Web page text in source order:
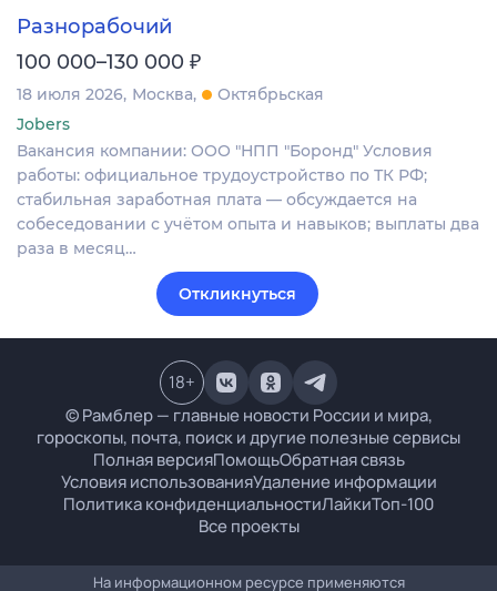
Разнорабочий
100 000–130 000 ₽
18 июля 2026 Москва
Октябрьская
Jobers
Вакансия компании: ООО "НПП "Боронд" Условия
работы: официальное трудоустройство по ТК РФ;
стабильная заработная плата — обсуждается на
собеседовании с учётом опыта и навыков; выплаты два
раза в месяц…
Откликнуться
© Рамблер — главные новости России и мира,
гороскопы, почта, поиск и другие полезные сервисы
Полная версияПомощьОбратная связь
Условия использованияУдаление информации
Политика конфиденциальностиЛайкиТоп-100
Все проекты
18+
На информационном ресурсе применяются